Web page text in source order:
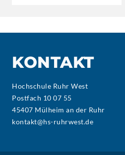
KONTAKT
Hochschule Ruhr West
Postfach 10 07 55
45407 Mülheim an der Ruhr
kontakt@hs-ruhrwest.de